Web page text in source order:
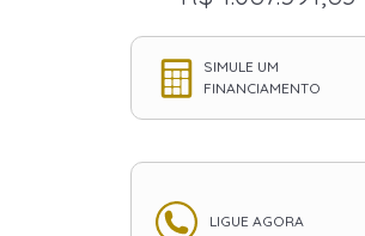
SIMULE UM
FINANCIAMENTO
LIGUE AGORA